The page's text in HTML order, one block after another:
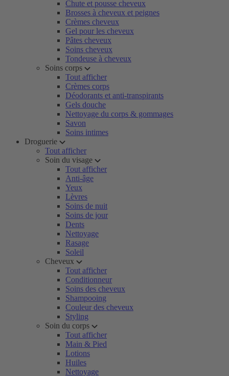
Chute et pousse cheveux
Brosses à cheveux et peignes
Crèmes cheveux
Gel pour les cheveux
Pâtes cheveux
Soins cheveux
Tondeuse à cheveux
Soins corps
Tout afficher
Crèmes corps
Déodorants et anti-transpirants
Gels douche
Nettoyage du corps & gommages
Savon
Soins intimes
Droguerie
Tout afficher
Soin du visage
Tout afficher
Anti-âge
Yeux
Lèvres
Soins de nuit
Soins de jour
Dents
Nettoyage
Rasage
Soleil
Cheveux
Tout afficher
Conditionneur
Soins des cheveux
Shampooing
Couleur des cheveux
Styling
Soin du corps
Tout afficher
Main & Pied
Lotions
Huiles
Nettoyage